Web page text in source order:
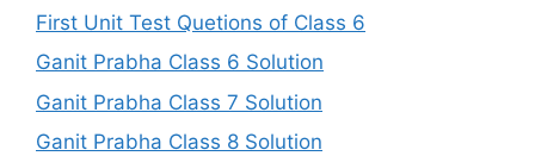
First Unit Test Quetions of Class 6
Ganit Prabha Class 6 Solution
Ganit Prabha Class 7 Solution
Ganit Prabha Class 8 Solution